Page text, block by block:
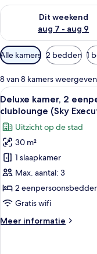
Dit weekend
aug 7 - aug 9
De beschikbaarheid
Beschikbare
filters
voor
kamers
Alle kamers 2 bedden 1
8 van 8 kamers weergeven
Alle
foto's
voor
Deluxe
kamer,
2
toegang
tot
clublounge
7
Deluxe kamer, 2
clublounge (Sky
Uitzicht op de stad
30 m²
1 slaapkamer
Max. aantal: 3
2
Gratis wifi
Meer informatie
Meer